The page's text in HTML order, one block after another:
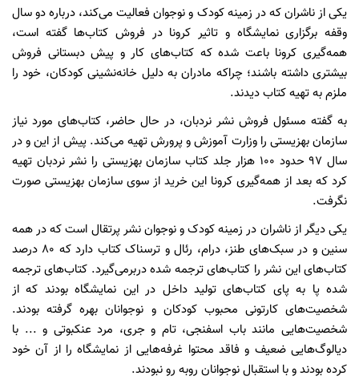
یکی از ناشران که در زمینه کودک و نوجوان فعالیت می‌کند، درباره دو سال
وقفه برگزاری نمایشگاه و تاثیر کرونا در فروش کتاب‌ها گفته است،
همه‌گیری کرونا باعت شده که کتاب‌های کار و پیش دبستانی فروش
بیشتری داشته باشند؛ چراکه مادران به دلیل خانه‌نشینی کودکان، خود را
ملزم به تهیه کتاب دیدند.
به گفته مسئول فروش نشر نردبان، در حال حاضر، کتاب‌های مورد نیاز
سازمان بهزیستی را وزارت آموزش و پرورش تهیه می‌کند. پیش از این و در
سال ۹۷ حدود ۱۰۰ هزار جلد کتاب سازمان بهزیستی را نشر نردبان تهیه
کرد که بعد از همه‌گیری کرونا این خرید از سوی سازمان بهزیستی صورت
نگرفت.
یکی دیگر از ناشران در زمینه کودک و نوجوان نشر پرتقال است که در همه
سنین و در سبک‌های طنز، درام، رئال و ترسناک کتاب دارد که ۸۰ درصد
کتاب‌های این نشر را کتا‌ب‌های ترجمه شده دربرمی‌گیرد. کتاب‌های ترجمه
شده پا به پای کتاب‌های تولید داخل در این نمایشگاه بودند که از
شخصیت‌های کارتونی محبوب کودکان و نوجوانان بهره گرفته بودند.
شخصیت‌هایی مانند باب اسفنجی، تام و جری، مرد عنکبوتی و ... با
دیالوگ‌هایی ضعیف و فاقد محتوا غرفه‌هایی از نمایشگاه را از آن خود
کرده بودند و با استقبال نوجوانان رو‌به رو نبودند.